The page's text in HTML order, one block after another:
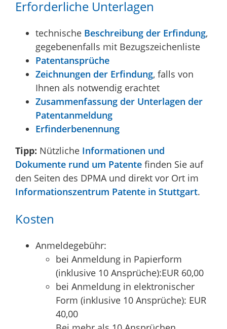
Erforderliche Unterlagen
technische Beschreibung der Erfindung,
gegebenenfalls mit Bezugszeichenliste
Patentansprüche
Zeichnungen der Erfindung, falls von
Ihnen als notwendig erachtet
Zusammenfassung der Unterlagen der
Patentanmeldung
Erfinderbenennung
Tipp: Nützliche Informationen und
Dokumente rund um Patente finden Sie auf
den Seiten des DPMA und direkt vor Ort im
Informationszentrum Patente in Stuttgart.
Kosten
Anmeldegebühr:
bei Anmeldung in Papierform
(inklusive 10 Ansprüche):EUR 60,00
bei Anmeldung in elektronischer
Form (inklusive 10 Ansprüche): EUR
40,00